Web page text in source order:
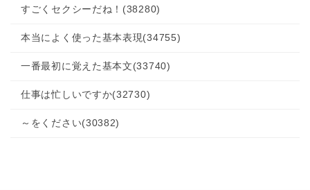
すごくセクシーだね！ (38280)
本当によく使った基本表現(34755)
一番最初に覚えた基本文(33740)
仕事は忙しいですか(32730)
～をください(30382)